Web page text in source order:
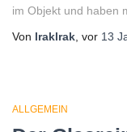
im Objekt und haben
Von lraklrak , vor 13
ALLGEMEIN